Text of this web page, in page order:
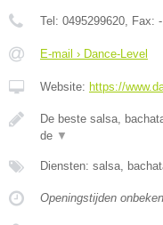
Tel: 0495299620 , Fax: -
E-mail › Dance-Level
Website: https://
De beste salsa,
de ▼
Diensten: salsa,
Openingstijden